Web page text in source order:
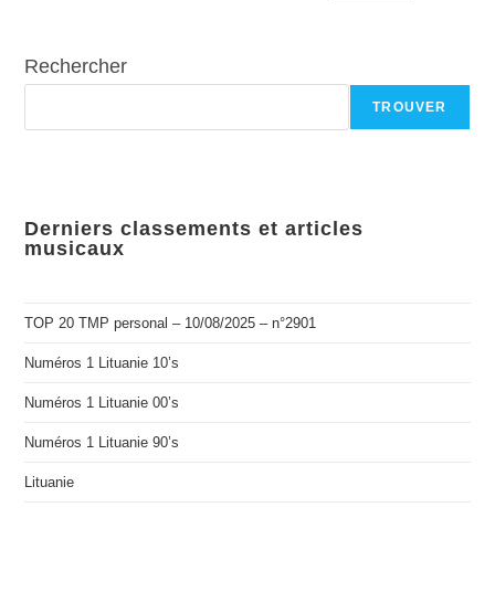
Rechercher
TROUVER
Derniers classements et articles
musicaux
TOP 20 TMP personal – 10/08/2025 – n°2901
Numéros 1 Lituanie 10’s
Numéros 1 Lituanie 00’s
Numéros 1 Lituanie 90’s
Lituanie